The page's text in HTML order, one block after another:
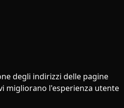
degli indirizzi delle pagine
migliorano l'esperienza utente